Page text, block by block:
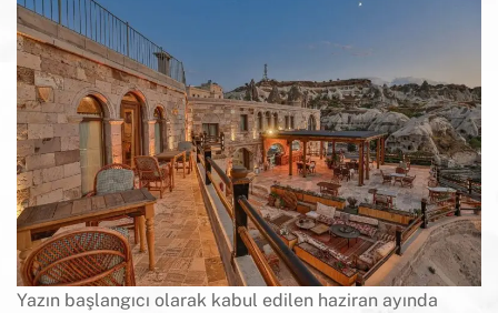
Yazın başlangıcı olarak kabul edilen haziran ayında